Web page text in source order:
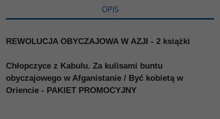
OPIS
REWOLUCJA OBYCZAJOWA W AZJI - 2 książki
Chłopczyce z Kabulu. Za kulisami buntu
obyczajowego w Afganistanie / Być kobietą w
Oriencie - PAKIET PROMOCYJNY